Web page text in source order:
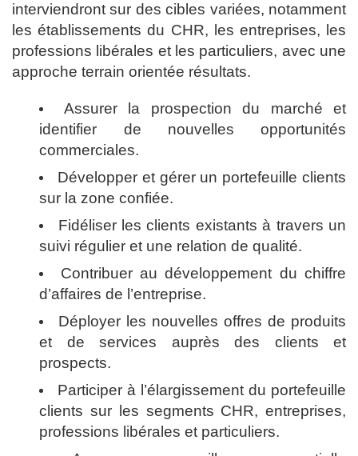
interviendront sur des cibles variées, notamment
les établissements du CHR, les entreprises, les
professions libérales et les particuliers, avec une
approche terrain orientée résultats.
Assurer la prospection du marché et
identifier de nouvelles opportunités
commerciales.
Développer et gérer un portefeuille clients
sur la zone confiée.
Fidéliser les clients existants à travers un
suivi régulier et une relation de qualité.
Contribuer au développement du chiffre
d’affaires de l’entreprise.
Déployer les nouvelles offres de produits
et de services auprès des clients et
prospects.
Participer à l’élargissement du portefeuille
clients sur les segments CHR, entreprises,
professions libérales et particuliers.